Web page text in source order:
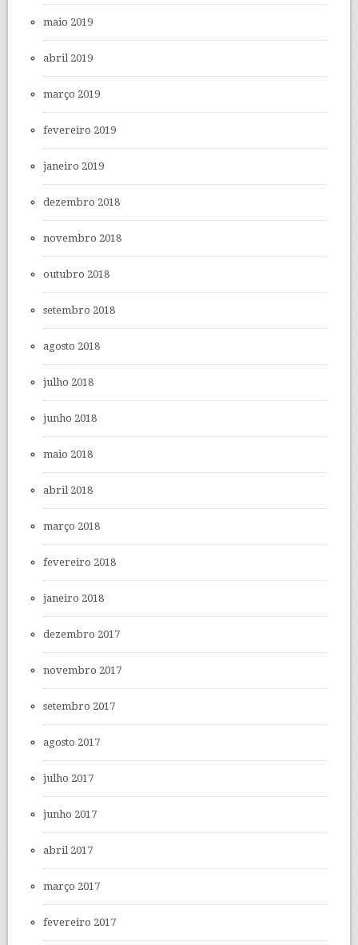
maio 2019
abril 2019
março 2019
fevereiro 2019
janeiro 2019
dezembro 2018
novembro 2018
outubro 2018
setembro 2018
agosto 2018
julho 2018
junho 2018
maio 2018
abril 2018
março 2018
fevereiro 2018
janeiro 2018
dezembro 2017
novembro 2017
setembro 2017
agosto 2017
julho 2017
junho 2017
abril 2017
março 2017
fevereiro 2017